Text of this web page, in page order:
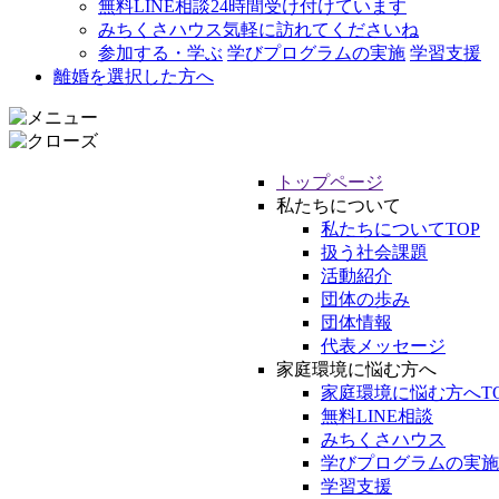
無料LINE相談24時間受け付けています
みちくさハウス気軽に訪れてくださいね
参加する・学ぶ 学びプログラムの実施 学習支援
離婚を選択した方へ
トップページ
私たちについて
私たちについてTOP
扱う社会課題
活動紹介
団体の歩み
団体情報
代表メッセージ
家庭環境に悩む方へ
家庭環境に悩む方へ
無料LINE相談
みちくさハウス
学びプログラムの実施
学習支援